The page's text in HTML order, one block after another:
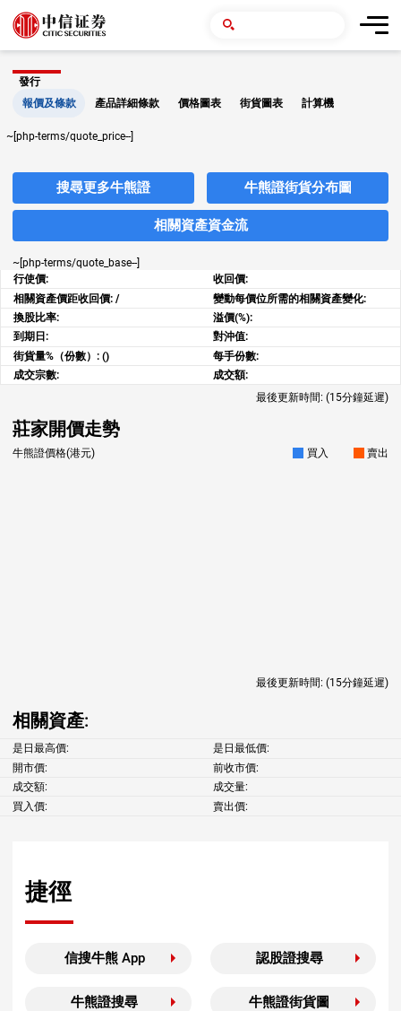
發行
報價及條款
產品詳細條款 價格圖表 街貨圖表 計算機
~[php-terms/quote_price--]
搜尋更多牛熊證 牛熊證街貨分布圖
相關資產資金流
~[php-terms/quote_base--]
行使價:
收回價:
相關資產價距收回價: /
變動每價位所需的相關資產變化:
換股比率:
溢價(%):
到期日:
對沖值:
街貨量%（份數）: ()
每手份數:
成交宗數:
成交額:
最後更新時間: (15分鐘延遲)
莊家開價走勢
牛熊證價格(港元) 買入 賣出
最後更新時間: (15分鐘延遲)
相關資產:
是日最高價:
是日最低價:
開市價:
前收市價:
成交額:
成交量:
買入價:
賣出價:
捷徑
信搜牛熊 App 認股證搜尋
牛熊證搜尋 牛熊證街貨圖